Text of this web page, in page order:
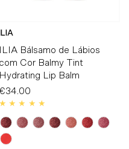
ILIA
ILIA Bálsamo de Lábios
com Cor Balmy Tint
Hydrating Lip Balm
Preço
Normal